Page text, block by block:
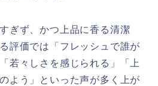
ぎず、かつ上品に香る清潔
評価では「フレッシュで誰が
若々しさを感じられる」「上
よう」といった声が多く上が